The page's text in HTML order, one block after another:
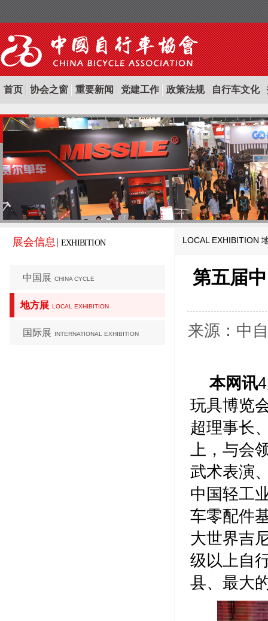
首页 协会之窗 重要新闻 党建工作 政策法规 自行车文化
展会信息 EXHIBITION
中国展 CHINA CYCLE
地方展 LOCAL EXHIBITION
国际展 INTERNATIONAL EXHIBITION
LOCAL EXHIBITION
第五届
来源：中
本网讯
玩具博览
超理事长
上，与会
武术表演
中国轻工
车零配件
大世界吉
级以上自
县、最大